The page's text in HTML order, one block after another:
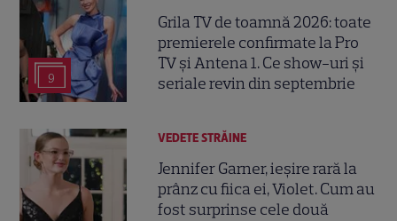
9
Grila TV de toamnă 2026: toate
premierele confirmate la Pro
TV și Antena 1. Ce show-uri și
seriale revin din septembrie
VEDETE STRĂINE
Jennifer Garner, ieșire rară la
prânz cu fiica ei, Violet. Cum au
fost surprinse cele două